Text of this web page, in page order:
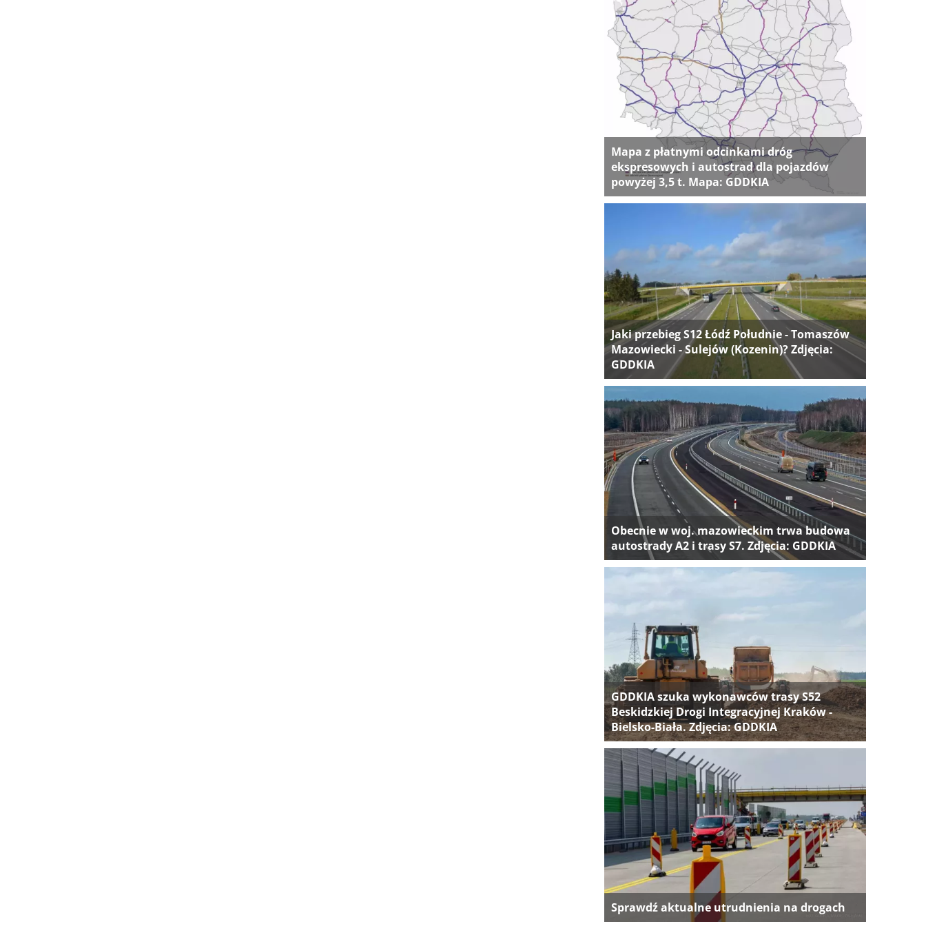
Mapa z płatnymi odcinkami dróg
ekspresowych i autostrad dla pojazdów
powyżej 3,5 t. Mapa: GDDKIA
Jaki przebieg S12 Łódź Południe - Tomaszów
Mazowiecki - Sulejów (Kozenin)? Zdjęcia:
GDDKIA
Obecnie w woj. mazowieckim trwa budowa
autostrady A2 i trasy S7. Zdjęcia: GDDKIA
GDDKIA szuka wykonawców trasy S52
Beskidzkiej Drogi Integracyjnej Kraków -
Bielsko-Biała. Zdjęcia: GDDKIA
Sprawdź aktualne utrudnienia na drogach